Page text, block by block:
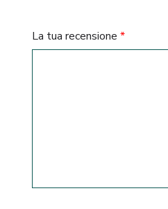
La tua recensione *